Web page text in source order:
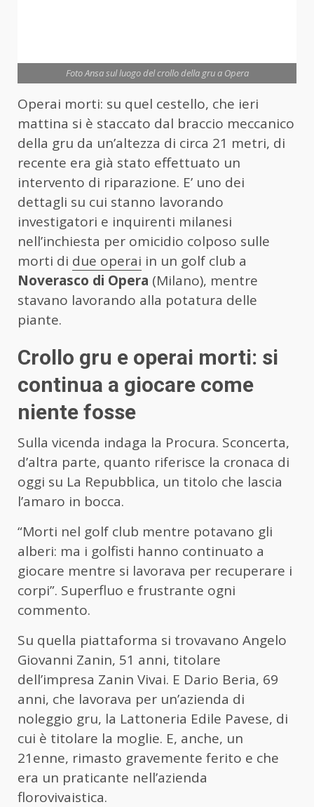
Foto Ansa sul luogo del crollo della gru a Opera
Operai morti: su quel cestello, che ieri
mattina si è staccato dal braccio meccanico
della gru da un’altezza di circa 21 metri, di
recente era già stato effettuato un
intervento di riparazione. E’ uno dei
dettagli su cui stanno lavorando
investigatori e inquirenti milanesi
nell’inchiesta per omicidio colposo sulle
morti di due operai in un golf club a
Noverasco di Opera (Milano), mentre
stavano lavorando alla potatura delle
piante.
Crollo gru e operai morti: si
continua a giocare come
niente fosse
Sulla vicenda indaga la Procura. Sconcerta,
d’altra parte, quanto riferisce la cronaca di
oggi su La Repubblica, un titolo che lascia
l’amaro in bocca.
“Morti nel golf club mentre potavano gli
alberi: ma i golfisti hanno continuato a
giocare mentre si lavorava per recuperare i
corpi”. Superfluo e frustrante ogni
commento.
Su quella piattaforma si trovavano Angelo
Giovanni Zanin, 51 anni, titolare
dell’impresa Zanin Vivai. E Dario Beria, 69
anni, che lavorava per un’azienda di
noleggio gru, la Lattoneria Edile Pavese, di
cui è titolare la moglie. E, anche, un
21enne, rimasto gravemente ferito e che
era un praticante nell’azienda
florovivaistica.